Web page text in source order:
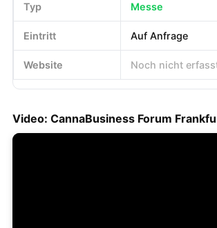
Typ Messe
Eintritt Auf Anfrage
Website Noch nicht
Video: CannaBusiness Forum